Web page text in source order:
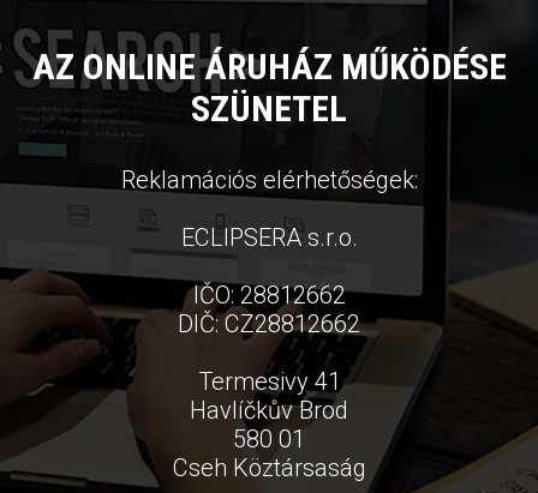
AZ ONLINE ÁRUHÁZ MŰKÖDÉSE
SZÜNETEL
Reklamációs elérhetőségek:
ECLIPSERA s.r.o.
IČO: 28812662
DIČ: CZ28812662
Termesivy 41
Havlíčkův Brod
580 01
Cseh Köztársaság